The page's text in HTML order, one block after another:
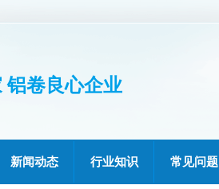
铝卷良心企业
新闻动态 行业知识 常见问题